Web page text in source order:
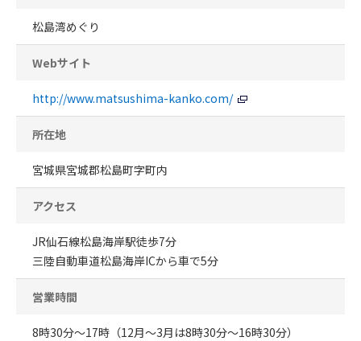
松島湾めぐり
Webサイト
http://www.matsushima-kanko.com/
所在地
宮城県宮城郡松島町字町内
アクセス
JR仙石線松島海岸駅徒歩7分
三陸自動車道松島海岸ICから車で5分
営業時間
8時30分～17時（12月～3月は8時30分～16時30分）